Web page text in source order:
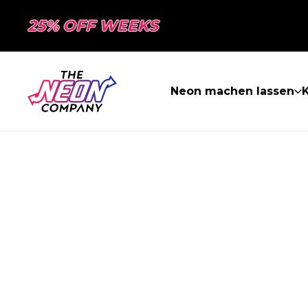
25% OFF WEEKS
Neon machen lassen